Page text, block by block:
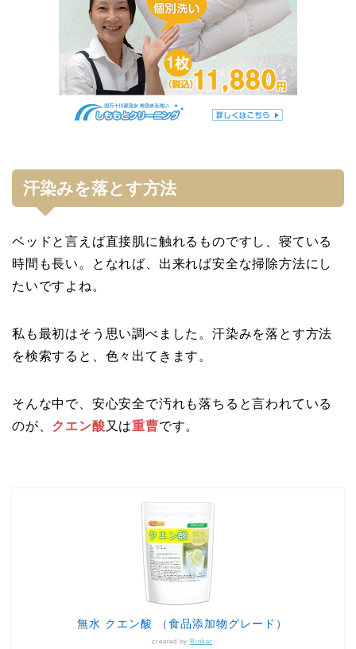
汗染みを落とす方法
ベッドと言えば直接肌に触れるものですし、寝ている
時間も長い。となれば、出来れば安全な掃除方法にし
たいですよね。
私も最初はそう思い調べました。汗染みを落とす方法
を検索すると、色々出てきます。
そんな中で、安心安全で汚れも落ちると言われている
のが、 クエン酸又は重曹です。
無水 クエン酸 （食品添加物グレード）
created by Rinker